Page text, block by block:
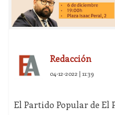
Redacción
04-12-2022 | 11:39
El Partido Popular de El